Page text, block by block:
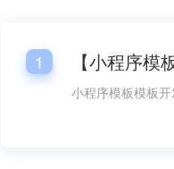
1
小程序模板模板